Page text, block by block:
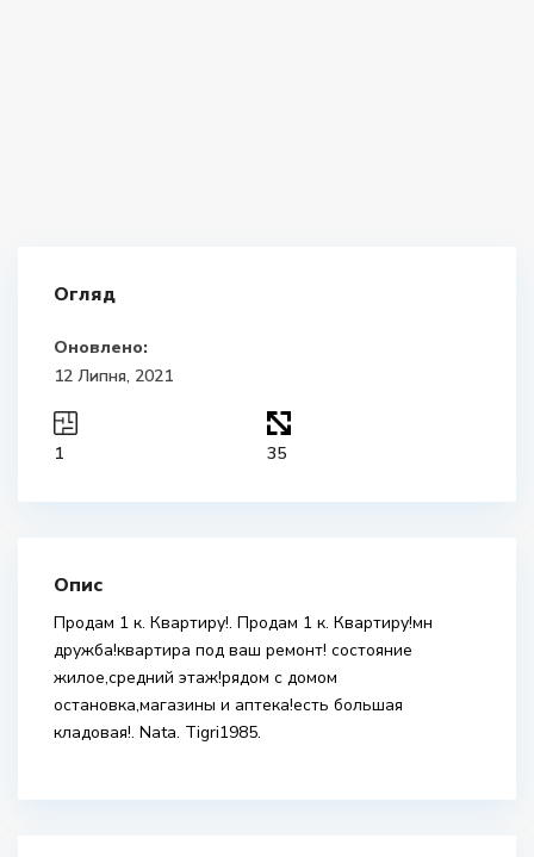
Огляд
Оновлено:
12 Липня, 2021
1 35
Опис
Продам 1 к. Квартиру!. Продам 1 к. Квартиру!мн
дружба!квартира под ваш ремонт! состояние
жилое,средний этаж!рядом с домом
остановка,магазины и аптека!есть большая
кладовая!. Nata. Tigri1985.